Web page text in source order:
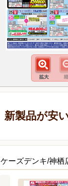
新製品が安
ケーズデンキ/神